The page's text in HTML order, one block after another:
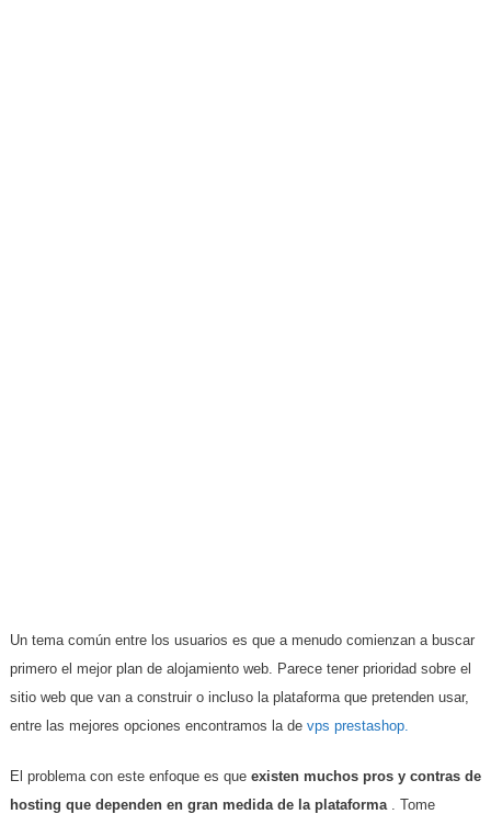
Un tema común entre los usuarios es que a menudo comienzan a buscar
primero el mejor plan de alojamiento web. Parece tener prioridad sobre el
sitio web que van a construir o incluso la plataforma que pretenden usar,
entre las mejores opciones encontramos la de vps prestashop.
El problema con este enfoque es que existen muchos pros y contras de
hosting que dependen en gran medida de la plataforma. Tome